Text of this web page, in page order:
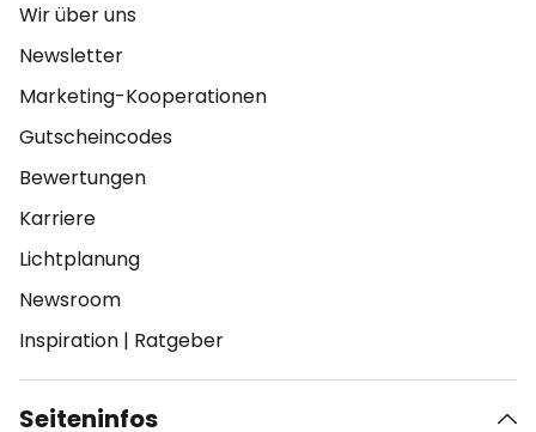
Wir über uns
Newsletter
Marketing-Kooperationen
Gutscheincodes
Bewertungen
Karriere
Lichtplanung
Newsroom
Inspiration | Ratgeber
Seiteninfos